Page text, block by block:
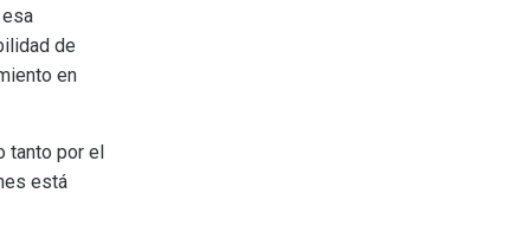
de
en
tanto por el
está